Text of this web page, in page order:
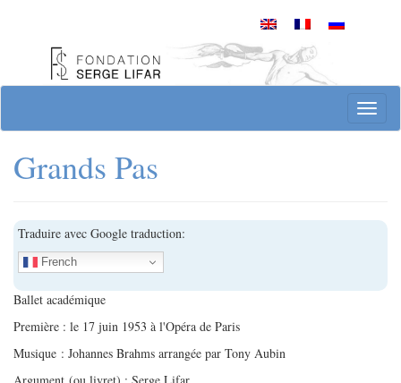
T
o
n
Grands Pas
Traduire avec Google traduction:
French
Ballet académique
Première : le 17 juin 1953 à l'Opéra de Paris
Musique : Johannes Brahms arrangée par Tony Aubin